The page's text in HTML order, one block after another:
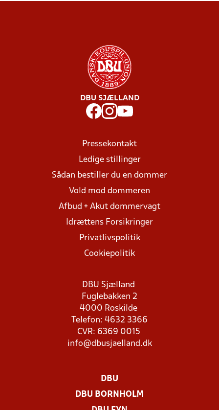
DBU SJÆLLAND
Pressekontakt
Ledige stillinger
Sådan bestiller du en dommer
Vold mod dommeren
Afbud + Akut dommervagt
Idrættens Forsikringer
Privatlivspolitik
Cookiepolitik
DBU Sjælland
Fuglebakken 2
4000 Roskilde
Telefon: 4632 3366
CVR: 6369 0015
info@dbusjaelland.dk
DBU
DBU BORNHOLM